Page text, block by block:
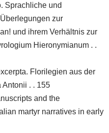
Sprachliche und
zur
und ihrem Verhältnis zur
Hieronymianum . .
Florilegien aus der
Antonii . . 155
and the
martyr narratives in early